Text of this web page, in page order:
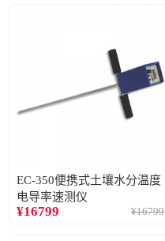
EC-350便携式土壤水分温度
电导率速测仪
¥16799 ¥16799